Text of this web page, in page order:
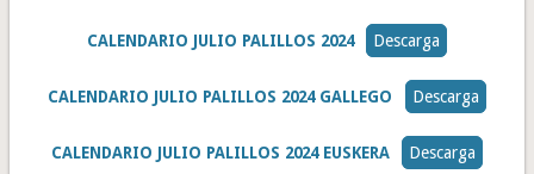
CALENDARIO JULIO PALILLOS 2024 Descarga
CALENDARIO JULIO PALILLOS 2024 GALLEGO Descarga
CALENDARIO JULIO PALILLOS 2024 EUSKERA Descarga